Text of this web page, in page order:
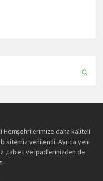
Hemşehrilerimize daha kaliteli
sitemiz yenilendi. Ayrıca yeni
,tablet ve ipadlerinizden de